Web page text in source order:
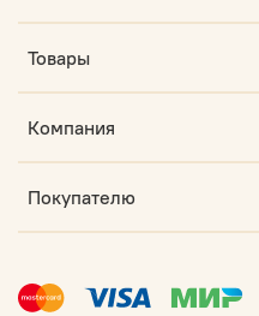
Товары
Компания
Покупателю